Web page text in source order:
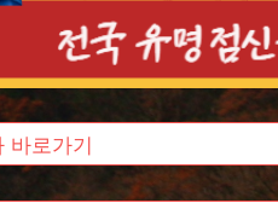
바로가기